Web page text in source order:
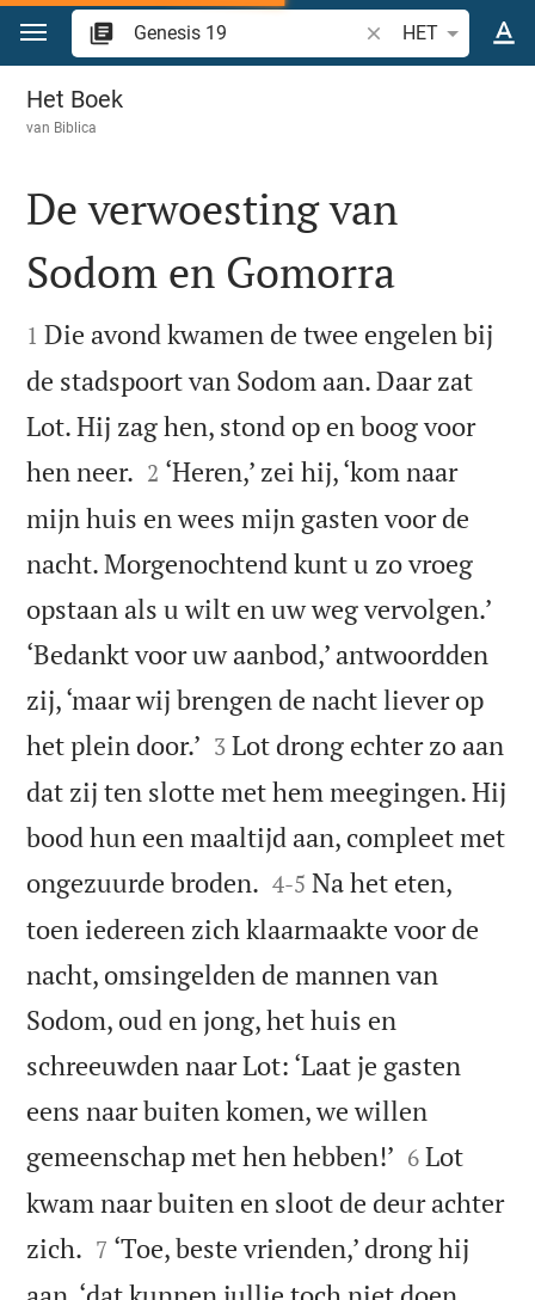
Spring naar inhoud
Zoek Bijbelvers of
HET
Genesis 19
Het Boek
van Biblica

De verwoesting van
Sodom en Gomorra

1 Die avond kwamen de twee engelen bij
de stadspoort van Sodom aan. Daar zat
Lot. Hij zag hen, stond op en boog voor
hen neer. 

2 ‘Heren,’ zei hij, ‘kom naar
mijn huis en wees mijn gasten voor de
nacht. Morgenochtend kunt u zo vroeg
opstaan als u wilt en uw weg vervolgen.’
‘Bedankt voor uw aanbod,’ antwoordden
zij, ‘maar wij brengen de nacht liever op
het plein door.’ 

3 Lot drong echter zo aan
dat zij ten slotte met hem meegingen. Hij
bood hun een maaltijd aan, compleet met
ongezuurde broden. 

4-5 Na het eten,
toen iedereen zich klaarmaakte voor de
nacht, omsingelden de mannen van
Sodom, oud en jong, het huis en
schreeuwden naar Lot: ‘Laat je gasten
eens naar buiten komen, we willen
gemeenschap met hen hebben!’ 

6 Lot
kwam naar buiten en sloot de deur achter
zich. 

7 ‘Toe, beste vrienden,’ drong hij